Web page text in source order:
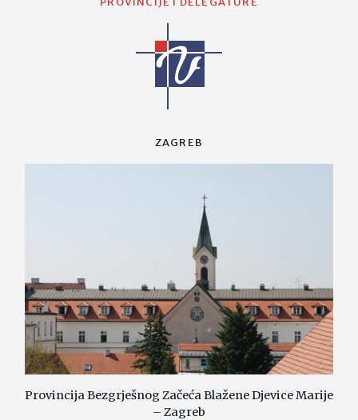
ZAGREB
Provincija Bezgrješnog Začeća Blažene Djevice Marije
– Zagreb